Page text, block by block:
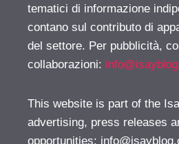
tematici di informazione
contano sul contributo di
del settore. Per pubblicità,
collaborazioni:
This website is part of the
advertising, press releases
opportunities: